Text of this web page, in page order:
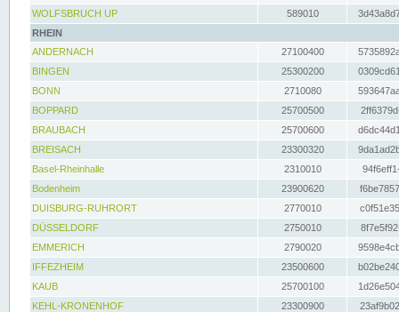
WOLFSBRUCH UP
589010
RHEIN
ANDERNACH
27100400
BINGEN
25300200
BONN
2710080
BOPPARD
25700500
BRAUBACH
25700600
BREISACH
23300320
Basel-Rheinhalle
2310010
Bodenheim
23900620
DUISBURG-RUHRORT
2770010
DÜSSELDORF
2750010
EMMERICH
2790020
IFFEZHEIM
23500600
KAUB
25700100
KEHL-KRONENHOF
23300900